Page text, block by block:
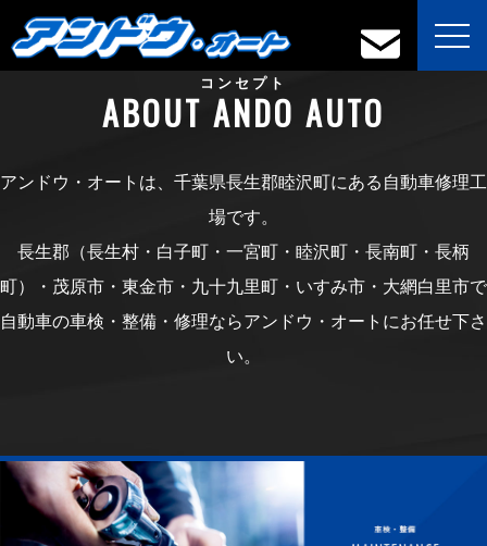
コンセプト
ABOUT ANDO AUTO
アンドウ・オートは、千葉県長生郡睦沢町にある自動車修理工
場です。
長生郡（長生村・白子町・一宮町・睦沢町・長南町・長柄
町）・茂原市・東金市・九十九里町・いすみ市・大網白里市で
自動車の車検・整備・修理ならアンドウ・オートにお任せ下さ
い。